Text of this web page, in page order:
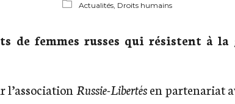
Actualités, Droits humains
de femmes russes qui résistent à
l’association Russie-Libertésen partenariat